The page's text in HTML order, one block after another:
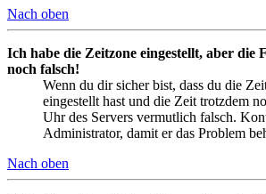
Nach oben
Ich habe die Zeitzone eingestellt, aber die
noch falsch!
Wenn du dir sicher bist, dass du die
eingestellt hast und die Zeit trotzdem
Uhr des Servers vermutlich falsch.
Administrator, damit er das Problem
Nach oben